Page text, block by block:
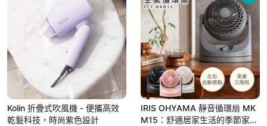
Kolin 折疊式吹風機 - 便攜高效
乾髮科技，時尚紫色設計
IRIS OHYAMA 靜音循環扇 MK
M15：舒適居家生活的季節家電